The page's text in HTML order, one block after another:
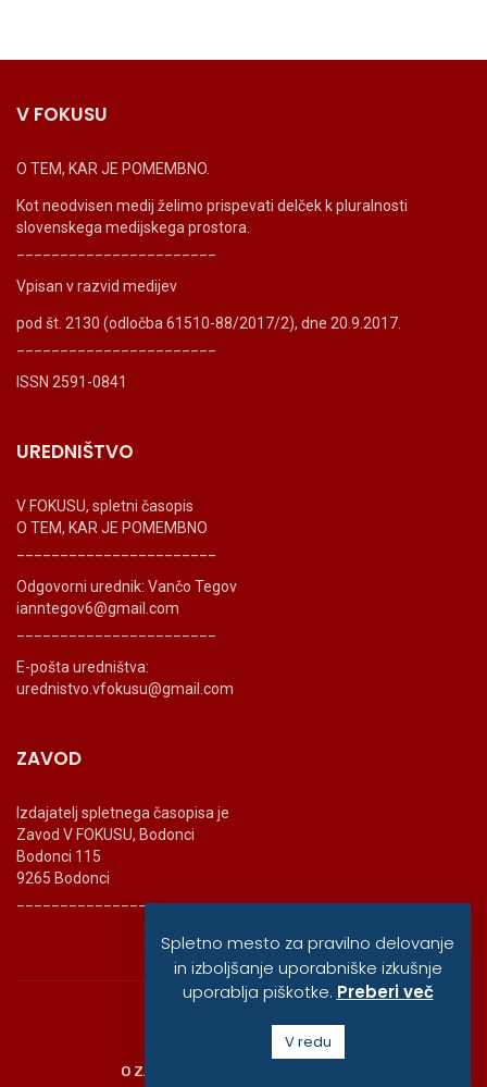
V FOKUSU
O TEM, KAR JE POMEMBNO.
Kot neodvisen medij želimo prispevati delček k pluralnosti
slovenskega medijskega prostora.
Vpisan v razvid medijev
pod št. 2130 (odločba 61510-88/2017/2), dne 20.9.2017.
ISSN 2591-0841
UREDNIŠTVO
V FOKUSU, spletni časopis
O TEM, KAR JE POMEMBNO
Odgovorni urednik: Vančo Tegov
ianntegov6@gmail.com
E-pošta uredništva:
urednistvo.vfokusu@gmail.com
ZAVOD
Izdajatelj spletnega časopisa je
Zavod V FOKUSU, Bodonci
Bodonci 115
9265 Bodonci
_______________________
© vfokusu, 2020
O ZAVODU
Spletno mesto za pravilno delovanje
in izboljšanje uporabniške izkušnje
uporablja piškotke. Preberi več
V redu